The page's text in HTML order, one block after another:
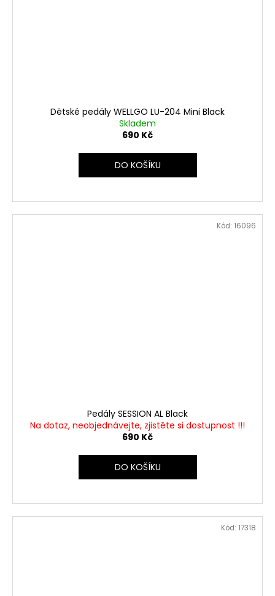
Dětské pedály WELLGO LU-204 Mini Black
Skladem
690 Kč
DO KOŠÍKU
Pedály SESSION AL Black
Na dotaz, neobjednávejte, zjistěte si dostupnost !!!
690 Kč
DO KOŠÍKU
Kód: 16096
Kód: 17318